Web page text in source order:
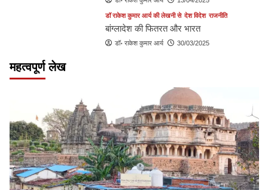
डॉ राकेश कुमार आर्य की लेखनी से देश विदेश राजनीति
बांग्लादेश की फितरत और भारत
डॉ॰ राकेश कुमार आर्य 30/03/2025
महत्वपूर्ण लेख